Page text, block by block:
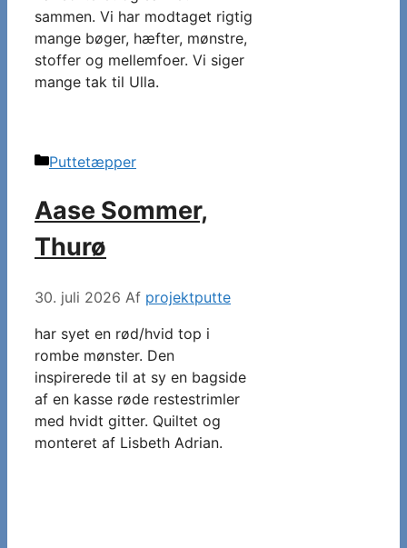
sammen. Vi har modtaget rigtig
mange bøger, hæfter, mønstre,
stoffer og mellemfoer. Vi siger
mange tak til Ulla.
Kategorier
Puttetæpper
Aase Sommer,
Thurø
30. juli 2026 Af projektputte
har syet en rød/hvid top i
rombe mønster. Den
inspirerede til at sy en bagside
af en kasse røde restestrimler
med hvidt gitter. Quiltet og
monteret af Lisbeth Adrian.